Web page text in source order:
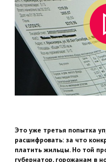
Это уже третья попытка
расшифровать: за что
платить жильцы. Но той
губернатор, горожанам в